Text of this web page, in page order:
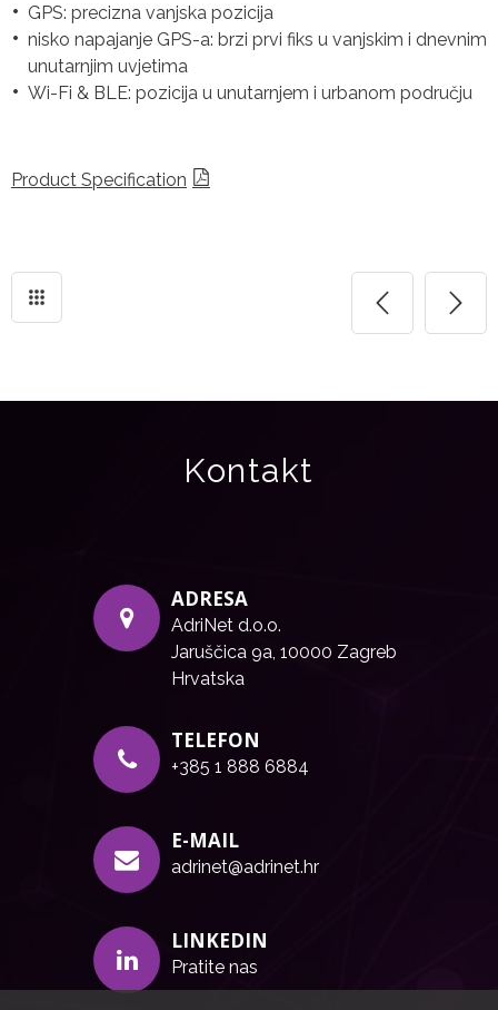
GPS: precizna vanjska pozicija
nisko napajanje GPS-a: brzi prvi fiks u vanjskim i dnevnim
unutarnjim uvjetima
Wi-Fi & BLE: pozicija u unutarnjem i urbanom području
Product Specification
Kontakt
ADRESA
AdriNet d.o.o.
Jaruščica 9a, 10000 Zagreb
Hrvatska
TELEFON
+385 1 888 6884
E-MAIL
adrinet@adrinet.hr
LINKEDIN
Pratite nas